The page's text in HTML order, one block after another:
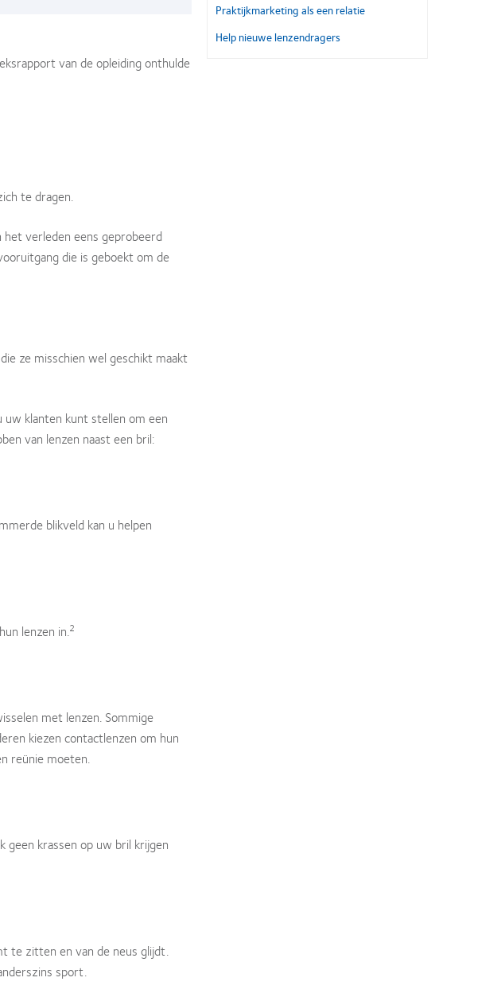
van de opleiding onthulde
te dragen.
verleden eens geprobeerd
die is geboekt om de
ze misschien wel geschikt maakt
klanten kunt stellen om een
van lenzen naast een bril:
blikveld kan u helpen
lenzen in.2
met lenzen. Sommige
kiezen contactlenzen om hun
reünie moeten.
krassen op uw bril krijgen
te zitten en van de neus glijdt.
sport.
Praktijkmarketing als een relatie
Help nieuwe lenzendragers